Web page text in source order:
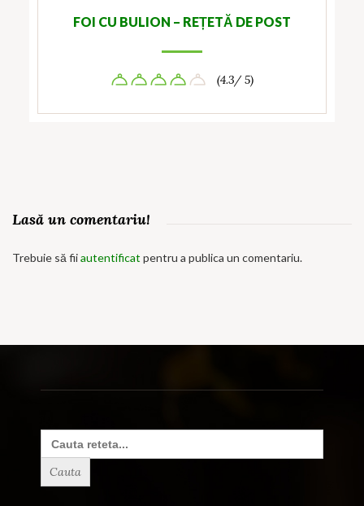
FOI CU BULION – REȚETĂ DE POST
(4.3/ 5)
Lasă un comentariu!
Trebuie să fiiautentificat pentru a publica un comentariu.
Search
for: